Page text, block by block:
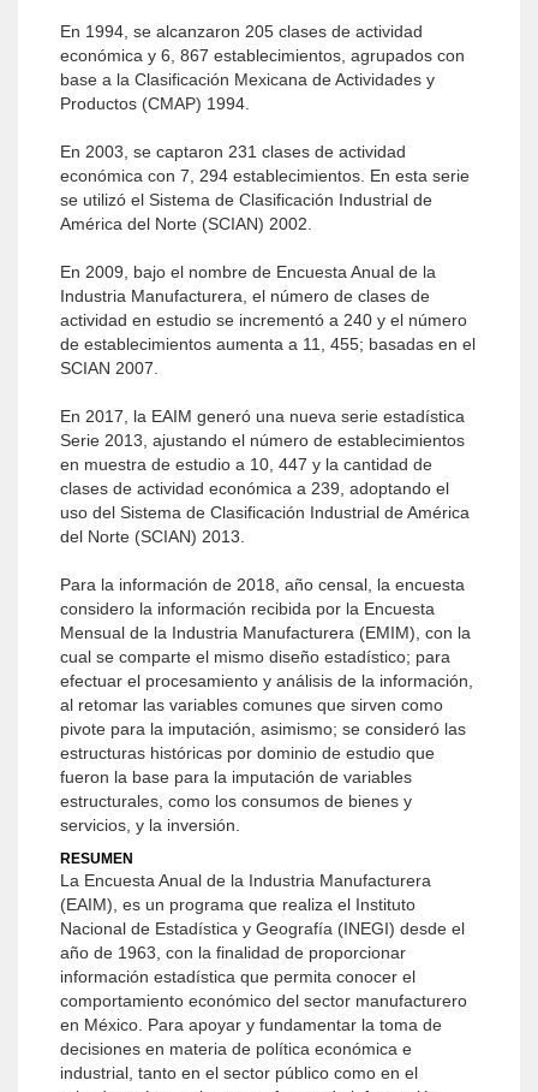
En 1994, se alcanzaron 205 clases de actividad
económica y 6, 867 establecimientos, agrupados con
base a la Clasificación Mexicana de Actividades y
Productos (CMAP) 1994.
En 2003, se captaron 231 clases de actividad
económica con 7, 294 establecimientos. En esta serie
se utilizó el Sistema de Clasificación Industrial de
América del Norte (SCIAN) 2002.
En 2009, bajo el nombre de Encuesta Anual de la
Industria Manufacturera, el número de clases de
actividad en estudio se incrementó a 240 y el número
de establecimientos aumenta a 11, 455; basadas en el
SCIAN 2007.
En 2017, la EAIM generó una nueva serie estadística
Serie 2013, ajustando el número de establecimientos
en muestra de estudio a 10, 447 y la cantidad de
clases de actividad económica a 239, adoptando el
uso del Sistema de Clasificación Industrial de América
del Norte (SCIAN) 2013.
Para la información de 2018, año censal, la encuesta
considero la información recibida por la Encuesta
Mensual de la Industria Manufacturera (EMIM), con la
cual se comparte el mismo diseño estadístico; para
efectuar el procesamiento y análisis de la información,
al retomar las variables comunes que sirven como
pivote para la imputación, asimismo; se consideró las
estructuras históricas por dominio de estudio que
fueron la base para la imputación de variables
estructurales, como los consumos de bienes y
servicios, y la inversión.
RESUMEN
La Encuesta Anual de la Industria Manufacturera
(EAIM), es un programa que realiza el Instituto
Nacional de Estadística y Geografía (INEGI) desde el
año de 1963, con la finalidad de proporcionar
información estadística que permita conocer el
comportamiento económico del sector manufacturero
en México. Para apoyar y fundamentar la toma de
decisiones en materia de política económica e
industrial, tanto en el sector público como en el